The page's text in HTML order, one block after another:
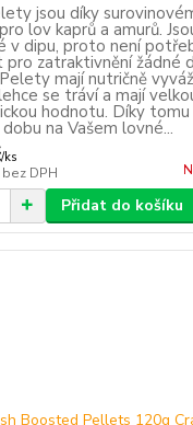
jsou díky
lov kaprů a amurů.
v dipu, proto není
pro zatraktivnění žádné
mají nutričně
se tráví a mají
hodnotu. Díky tomu
na Vašem lovné...
/ks
bez DPH
Přidat do košíku